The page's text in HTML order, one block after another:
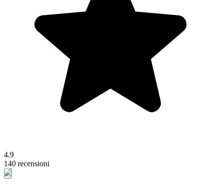
4.9
140 recensioni